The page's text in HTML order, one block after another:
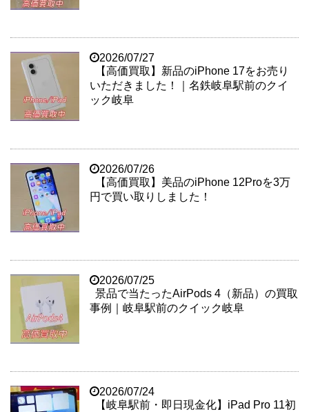
2026/07/27
【高価買取】新品のiPhone 17をお売り
いただきました！｜名鉄岐阜駅前のクイ
ック岐阜
2026/07/26
【高価買取】美品のiPhone 12Proを3万
円で買い取りしました！
2026/07/25
景品で当たったAirPods 4（新品）の買取
事例｜岐阜駅前のクイック岐阜
2026/07/24
【岐阜駅前・即日現金化】iPad Pro 11初